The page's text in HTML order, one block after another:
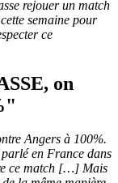
rejouer un match
semaine pour
ce
on
Angers à 100%.
en France dans
ce match […] Mais